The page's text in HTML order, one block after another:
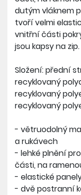
dutým vláknem
tvoří velmi
vnitřní části
jsou kapsy na zip.
Složení: přední
recyklovaný
recyklovaný
recyklovaný
- větruodolný
a rukávech
- lehké plnění
části, na
- elastické
- dvě postranní